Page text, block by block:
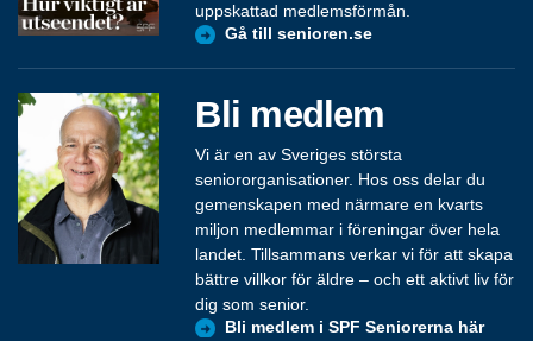
uppskattad medlemsförmån.
Gå till senioren.se
Bli medlem
Vi är en av Sveriges största
seniororganisationer. Hos oss delar du
gemenskapen med närmare en kvarts
miljon medlemmar i föreningar över hela
landet. Tillsammans verkar vi för att skapa
bättre villkor för äldre – och ett aktivt liv för
dig som senior.
Bli medlem i SPF Seniorerna här